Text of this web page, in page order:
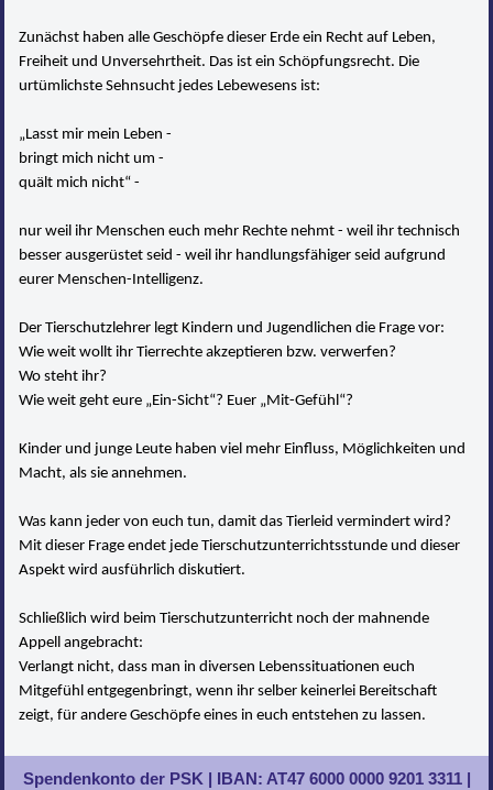
Zunächst haben alle Geschöpfe dieser Erde ein Recht auf Leben,
Freiheit und Unversehrtheit. Das ist ein Schöpfungsrecht. Die
urtümlichste Sehnsucht jedes Lebewesens ist:
„Lasst mir mein Leben -
bringt mich nicht um -
quält mich nicht“ -
nur weil ihr Menschen euch mehr Rechte nehmt - weil ihr technisch
besser ausgerüstet seid - weil ihr handlungsfähiger seid aufgrund
eurer Menschen-Intelligenz.
Der Tierschutzlehrer legt Kindern und Jugendlichen die Frage vor:
Wie weit wollt ihr Tierrechte akzeptieren bzw. verwerfen?
Wo steht ihr?
Wie weit geht eure „Ein-Sicht“? Euer „Mit-Gefühl“?
Kinder und junge Leute haben viel mehr Einfluss, Möglichkeiten und
Macht, als sie annehmen.
Was kann jeder von euch tun, damit das Tierleid vermindert wird?
Mit dieser Frage endet jede Tierschutzunterrichtsstunde und dieser
Aspekt wird ausführlich diskutiert.
Schließlich wird beim Tierschutzunterricht noch der mahnende
Appell angebracht:
Verlangt nicht, dass man in diversen Lebenssituationen euch
Mitgefühl entgegenbringt, wenn ihr selber keinerlei Bereitschaft
zeigt, für andere Geschöpfe eines in euch entstehen zu lassen.
Spendenkonto der PSK | IBAN: AT47 6000 0000 9201 3311 |